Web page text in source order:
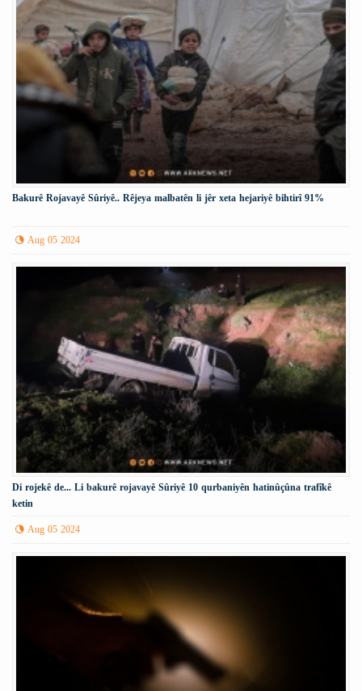
Bakurê Rojavayê Sûriyê.. Rêjeya malbatên li jêr xeta hejariyê bihtirî 91%
Aug 05 2024
Di rojekê de... Li bakurê rojavayê Sûriyê 10 qurbaniyên hatinûçûna trafîkê
ketin
Aug 05 2024